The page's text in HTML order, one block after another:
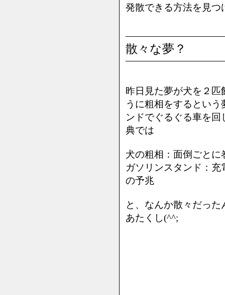
発散できる方法を見つ
散々な夢？
昨日見た夢が犬を２
うに粗相をするとい
ンドでぐるぐる車を
典では
犬の粗相：面倒ごとに
ガソリンスタンド：
の予兆
と、なんか散々だっ
あたくし(^^;